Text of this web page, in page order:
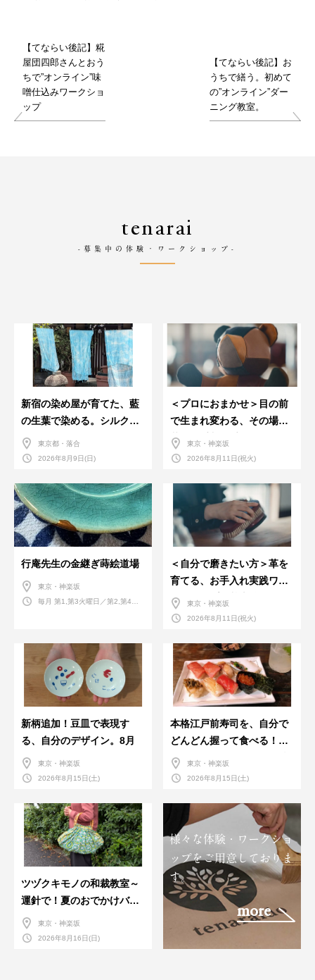
【てならい後記】糀
屋団四郎さんとおう
ちで”オンライン”味
噌仕込みワークショ
ップ
【てならい後記】お
うちで繕う。初めて
の”オンライン”ダー
ニング教室。
tenarai
-募集中の体験・ワークショップ-
新宿の染め屋が育てた、藍
の生葉で染める。シルクの
ストール
東京都・落合
2026年8月9日(日)
＜プロにおまかせ＞目の前
で生まれ変わる、その場で
革のお手入れ受付会。
東京・神楽坂
2026年8月11日(祝火)
行庵先生の金継ぎ蒔絵道場
東京・神楽坂
毎月 第1,第3火曜日／第2,第4火
＜自分で磨きたい方＞革を
育てる、お手入れ実践ワー
クショップ。基本編！
東京・神楽坂
2026年8月11日(祝火)
新柄追加！豆皿で表現す
る、自分のデザイン。8月
東京・神楽坂
2026年8月15日(土)
本格江戸前寿司を、自分で
どんどん握って食べる！職
人さんに教わる＜握りの練
習会＞８月
東京・神楽坂
2026年8月15日(土)
ツヅクキモノの和裁教室～
運針で！夏のおでかけバン
ダナバッグづくり～
東京・神楽坂
2026年8月16日(日)
様々な体験・ワークショ
ップをご用意しておりま
す。
more